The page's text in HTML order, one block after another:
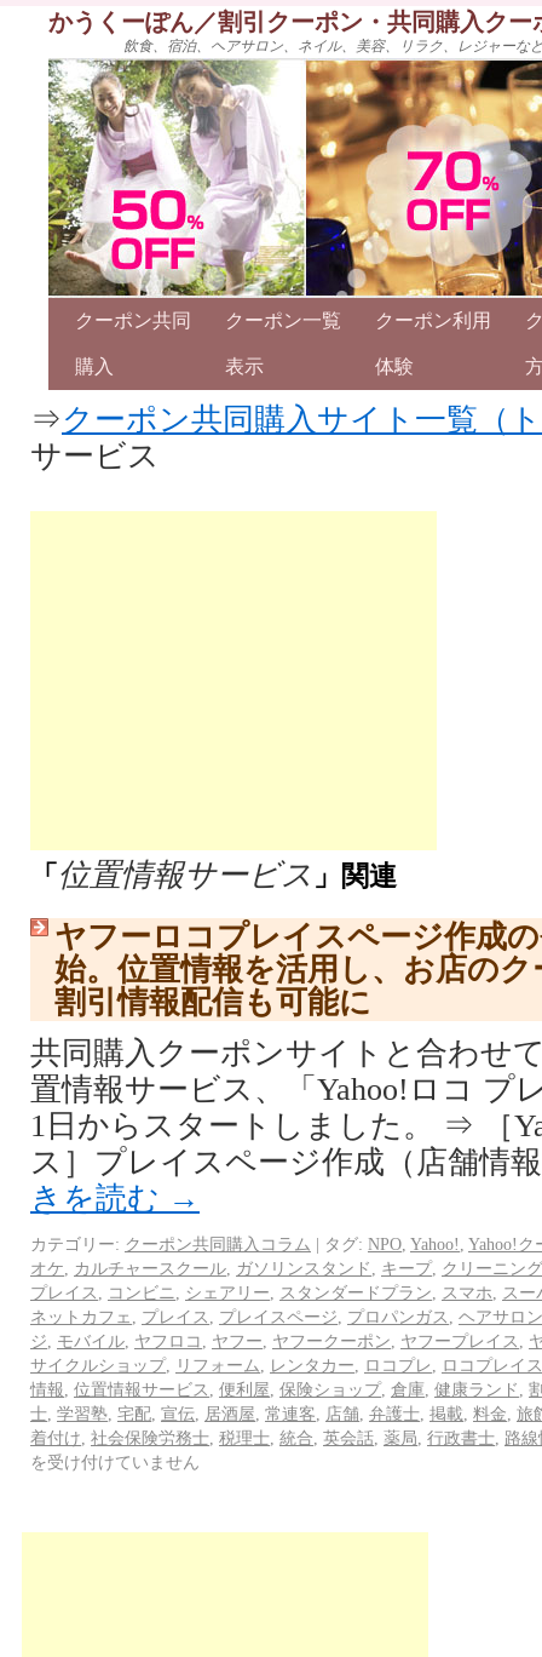
かうくーぽん／割引クーポン・共同購入ク
飲食、宿泊、ヘアサロン、ネイル、美容、リラク、レジャー
クーポン共同
購入
クーポン一覧
表示
クーポン利用
体験
⇒クーポン共同購入サイト一覧（
サービス
「 位置情報サービス 」関連
ヤフーロコプレイスページ作成
始。位置情報を活用し、お店の
割引情報配信も可能に
共同購入クーポンサイトと合わせ
置情報サービス、「Yahoo!ロコ プ
1日からスタートしました。 ⇒ ［
ス］プレイスページ作成（店舗情
きを読む →
カテゴリー: クーポン共同購入コラム | タグ: NPO Yahoo! Yahoo!ク
オケ
カルチャースクール ガソリンスタンド キープ, クリーニング
プレイス
コンビニ シェアリー スタンダードプラン スマホ
スー
ネットカフェ
プレイス プレイスページ プロパンガス
ヘアサロン
ジ
モバイル ヤフロコ ヤフー ヤフークーポン ヤフープレイス
サイクルショップ, リフォーム レンタカー ロコプレ
ロコプレイス
情報 位置情報サービス 便利屋 保険ショップ, 倉庫 健康ランド
士 学習塾 宅配 宣伝 居酒屋 常連客 店舗 弁護士 掲載 料金 旅
着付け 社会保険労務士 税理士 統合 英会話 薬局 行政書士 路
を受け付けていません